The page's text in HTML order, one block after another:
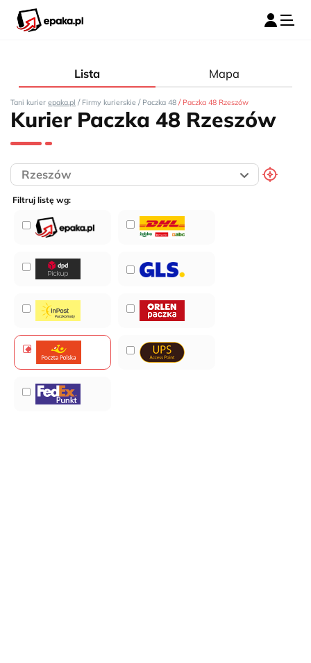
Lista Mapa
Tani kurier epaka.pl / Firmy kurierskie / Paczka 48 / Paczka 48 Rzeszów
Kurier Paczka 48 Rzeszów
Filtruj listę wg: